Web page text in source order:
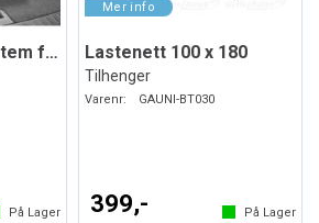
Lastebeholdersystem for bagasjerommet
På Lager
Lastenett 100 x 180
Tilhenger
Varenr: GAUNI-BT030
399,- På Lager